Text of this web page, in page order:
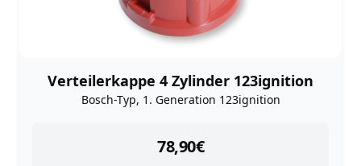
Verteilerkappe 4 Zylinder 123ignition
Bosch-Typ, 1. Generation 123ignition
78,90€
instock